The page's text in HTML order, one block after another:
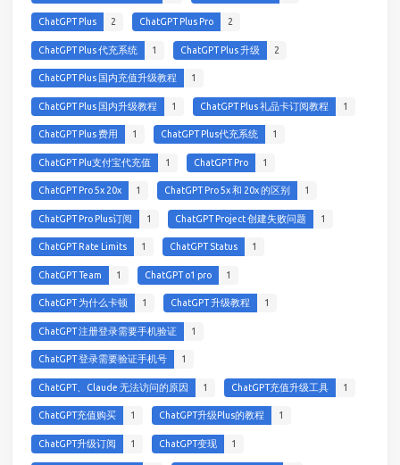
ChatGPT Plus 2 ChatGPT Plus Pro 2
ChatGPT Plus 代充系统 1 ChatGPT Plus 升级 2
ChatGPT Plus 国内充值升级教程 1
ChatGPT Plus 国内升级教程 1 ChatGPT Plus 礼品卡订阅教程 1
ChatGPT Plus 费用 1 ChatGPT Plus代充系统 1
ChatGPT Plu支付宝代充值 1 ChatGPT Pro 1
ChatGPT Pro 5x 20x 1 ChatGPT Pro 5x 和 20x 的区别 1
ChatGPT Pro Plus订阅 1 ChatGPT Project 创建失败问题 1
ChatGPT Rate Limits 1 ChatGPT Status 1
ChatGPT Team 1 ChatGPT o1 pro 1
ChatGPT 为什么卡顿 1 ChatGPT 升级教程 1
ChatGPT 注册登录需要手机验证 1
ChatGPT 登录需要验证手机号 1
ChatGPT、Claude 无法访问的原因 1 ChatGPT充值升级工具 1
ChatGPT充值购买 1 ChatGPT升级Plus的教程 1
ChatGPT升级订阅 1 ChatGPT变现 1